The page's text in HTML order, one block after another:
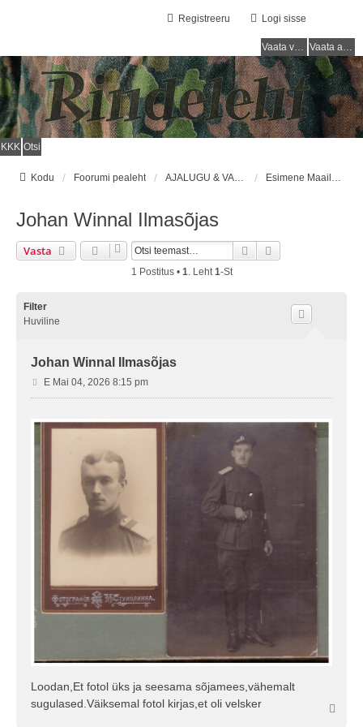
Logi sisse
Registreeru
Vaata vastamata teemasi Vaata aktiivseid teemasid
KKK Otsi
Kodu Foorumi pealeht AJALUGU & VARUSTUS (1710 - 1918) / HISTORY & EQUIPMENT (1710 - 1918) Esimene Maailmasõda 1914 - 1918/First World War 1914 - 1918
Johan Winnal Ilmasõjas
Vasta Otsi
1 Postitus • 1. Leht1-st
Filter
Huviline
Johan Winnal Ilmasõjas
P
o
t
E Mai 04, 2026 8:15 pm
Loodan,Et fotol üks ja seesama sõjamees,vähemalt
sugulased.Väiksemal fotol kirjas,et oli velsker